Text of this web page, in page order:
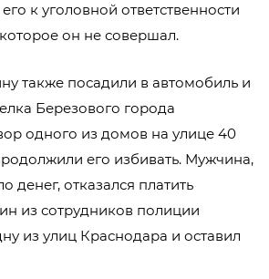
к уголовной ответственности
он не совершал.
также посадили в автомобиль и
Березового города
одного из домов на улице 40
его избивать. Мужчина,
денег, отказался платить
из сотрудников полиции
из улиц Краснодара и оставил